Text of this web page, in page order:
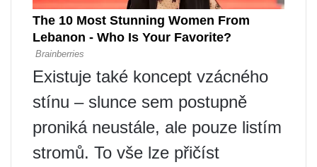
Existuje také koncept vzácného
stínu – slunce sem postupně
proniká neustále, ale pouze listím
stromů. To vše lze přičíst